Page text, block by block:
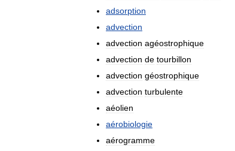
adsorption
advection
advection agéostrophique
advection de tourbillon
advection géostrophique
advection turbulente
aéolien
aérobiologie
aérogramme